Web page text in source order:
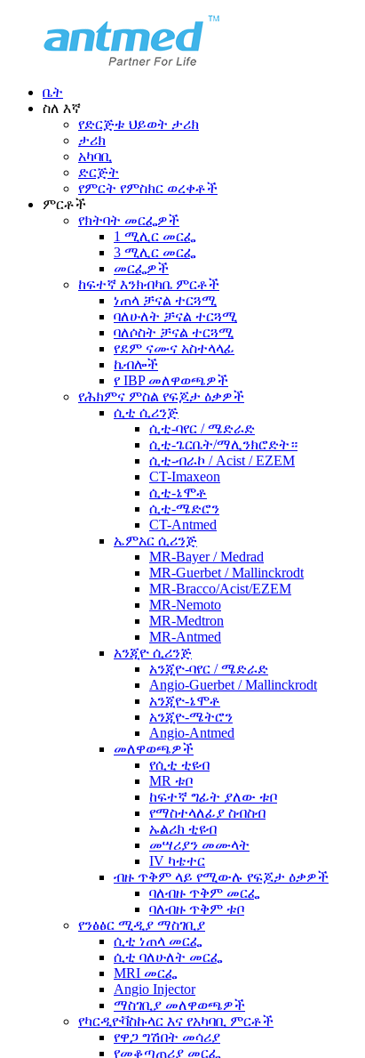
ቤት
ስለ እኛ
የድርጅቱ ህይወት ታሪክ
ታሪክ
አካባቢ
ድርጅት
የምርት የምስክር ወረቀቶች
ምርቶች
የክትባት መርፌዎች
1 ሚሊር መርፌ
3 ሚሊር መርፌ
መርፌዎች
ከፍተኛ እንክብካቤ ምርቶች
ነጠላ ቻናል ተርጓሚ
ባለሁለት ቻናል ተርጓሚ
ባለሶስት ቻናል ተርጓሚ
የደም ናሙና አስተላላፊ
ኬብሎች
የ IBP መለዋወጫዎች
የሕክምና ምስል የፍጆታ ዕቃዎች
ሲቲ ሲሪንጅ
ሲቲ-ባየር / ሜድራድ
ሲቲ-ጌርቤት/ማሊንክሮድት።
ሲቲ-ብራኮ / Acist / EZEM
CT-Imaxeon
ሲቲ-ኔሞቶ
ሲቲ-ሜድሮን
CT-Antmed
ኤምአር ሲሪንጅ
MR-Bayer / Medrad
MR-Guerbet / Mallinckrodt
MR-Bracco/Acist/EZEM
MR-Nemoto
MR-Medtron
MR-Antmed
አንጂዮ ሲሪንጅ
አንጂዮ-ባየር / ሜድራድ
Angio-Guerbet / Mallinckrodt
አንጂዮ-ኔሞቶ
አንጂዮ-ሜትሮን
Angio-Antmed
መለዋወጫዎች
የሲቲ ቲዩብ
MR ቱቦ
ከፍተኛ ግፊት ያለው ቱቦ
የማስተላለፊያ ስብስብ
ኡልሪክ ቲዩብ
መሣሪያን መሙላት
IV ካቴተር
ብዙ ጥቅም ላይ የሚውሉ የፍጆታ ዕቃዎች
ባለብዙ ጥቅም መርፌ
ባለብዙ ጥቅም ቱቦ
የንፅፅር ሚዲያ ማስገቢያ
ሲቲ ነጠላ መርፌ
ሲቲ ባለሁለት መርፌ
MRI መርፌ
Angio Injector
ማስገቢያ መለዋወጫዎች
የካርዲዮቫስኩላር እና የአካባቢ ምርቶች
የዋጋ ግሽበት መሳሪያ
የመቆጣጠሪያ መርፌ